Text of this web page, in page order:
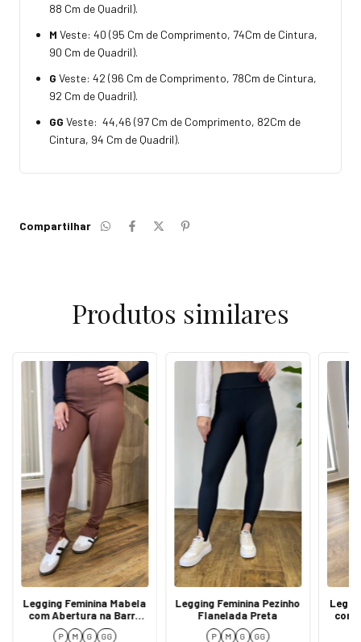
88 Cm de Quadril).
M Veste: 40 (95 Cm de Comprimento, 74Cm de Cintura,
90 Cm de Quadril).
G Veste: 42 (96 Cm de Comprimento, 78Cm de Cintura,
92 Cm de Quadril).
GG Veste: 44,46 (97 Cm de Comprimento, 82Cm de
Cintura, 94 Cm de Quadril).
Compartilhar
Produtos similares
Legging Feminina Mabela
com Abertura na Barra
Chocolate
P M G GG
Legging Feminina Pezinho
Flanelada Preta
P M G GG
com